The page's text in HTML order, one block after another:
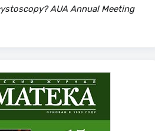
AUA Annual Meeting